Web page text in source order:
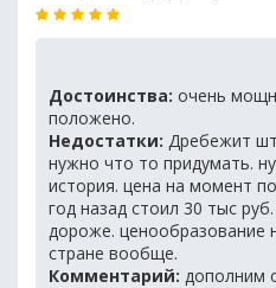
Достоинства: очень
положено.
Недостатки: Дребежит
нужно что то придумать.
история. цена на момент
год назад стоил 30 тыс
дороже. ценообразование
стране вообще.
Комментарий: дополним